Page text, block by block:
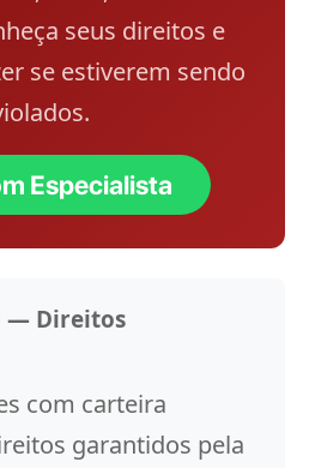
seus direitos e
se estiverem sendo
Especialista
— Direitos
com carteira
garantidos pela